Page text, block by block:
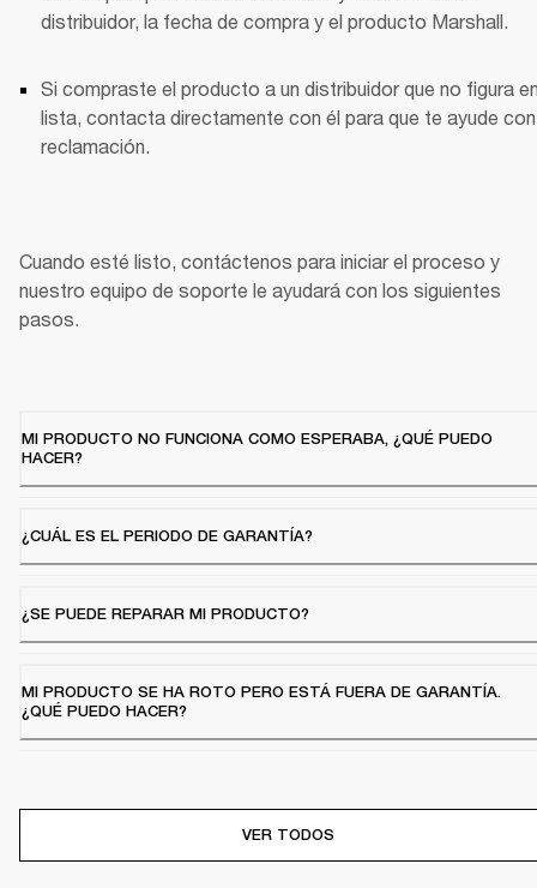
distribuidor, la fecha de compra y el producto Marshall.
Si compraste el producto a un distribuidor que no figura
lista, contacta directamente con él para que te ayude
reclamación.
Cuando esté listo, contáctenos para iniciar el proceso y
nuestro equipo de soporte le ayudará con los siguientes
pasos.
MI PRODUCTO NO FUNCIONA COMO ESPERABA, ¿QUÉ PUEDO
HACER?
¿CUÁL ES EL PERIODO DE GARANTÍA?
¿SE PUEDE REPARAR MI PRODUCTO?
MI PRODUCTO SE HA ROTO PERO ESTÁ FUERA DE GARANTÍA.
¿QUÉ PUEDO HACER?
VER TODOS